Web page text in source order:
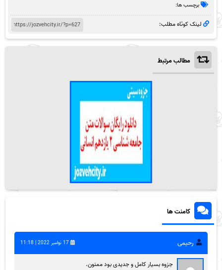
برچسب ها:
لینک کوتاه مطلب:
مطالب مرتبط
کامنت ها
رحیمی 17 نوامبر 2022 | 11:18
جزوه بسیار کامل و جدیدی بود ممنون.